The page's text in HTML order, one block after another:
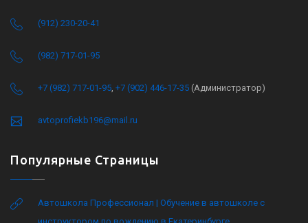
(912) 230-20-41
(982) 717-01-95
+7 (982) 717-01-95 +7 (902) 446-17-35 (Администратор)
avtoprofiekb196@mail.ru
Популярные Страницы
Автошкола Профессионал | Обучение в автошколе с